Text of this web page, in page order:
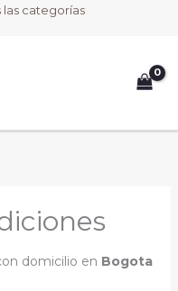
categorías
domicilio en Bogota